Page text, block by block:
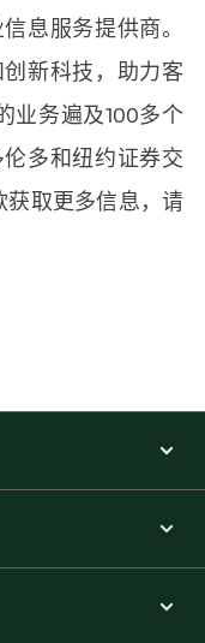
息服务提供商。
新科技，助力客
业务遍及100多个
多和纽约证券交
获取更多信息，请